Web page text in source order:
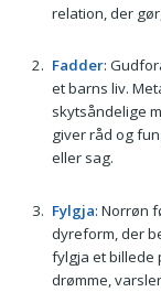
relation, der
Fadder:
et barns liv.
skytsåndelige
giver råd og
eller sag.
Fylgja: Norrøn
dyreform, der
fylgja et billede
drømme,